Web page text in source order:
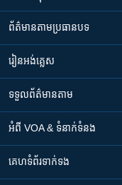
ព័ត៌មាន​តាមប្រធានបទ​
រៀន​​អង់គ្លេស
ទទួល​ព័ត៌មាន​តាម
អំពី​ VOA & ទំនាក់ទំនង
គេហទំព័រ​​ទាក់ទង